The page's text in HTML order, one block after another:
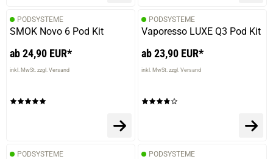
prev next
PODSYSTEME
SMOK Novo 6 Pod Kit
ab 24,90 EUR*
inkl. MwSt. zzgl. Versand
PODSYSTEME
Vaporesso LUXE Q3 Pod Kit
ab 23,90 EUR*
inkl. MwSt. zzgl. Versand
PODSYSTEME PODSYSTEME